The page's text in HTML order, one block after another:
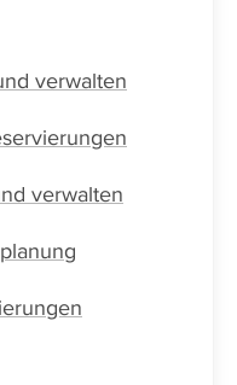
verwalten
verwalten